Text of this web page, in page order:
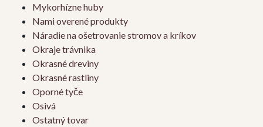
Mykorhízne huby
Nami overené produkty
Náradie na ošetrovanie stromov a kríkov
Okraje trávnika
Okrasné dreviny
Okrasné rastliny
Oporné tyče
Osivá
Ostatný tovar